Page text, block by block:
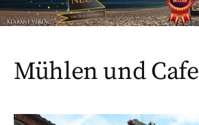
Mühlen und Cafe